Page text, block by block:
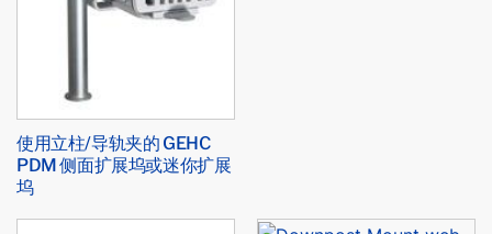
使用立柱/导轨夹的 GEHC
PDM 侧面扩展坞或迷你扩展
坞